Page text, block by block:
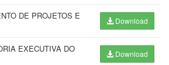
DE PROJETOS E
Download
EXECUTIVA DO
Download